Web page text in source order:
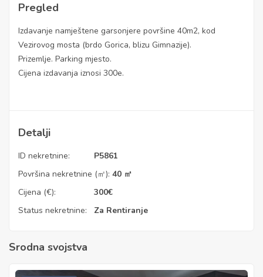
Pregled
Izdavanje namještene garsonjere površine 40m2, kod
Vezirovog mosta (brdo Gorica, blizu Gimnazije).
Prizemlje. Parking mjesto.
Cijena izdavanja iznosi 300e.
Detalji
ID nekretnine:
P5861
Površina nekretnine (㎡): 40 ㎡
Cijena (€):
300€
Status nekretnine:
Za Rentiranje
Srodna svojstva